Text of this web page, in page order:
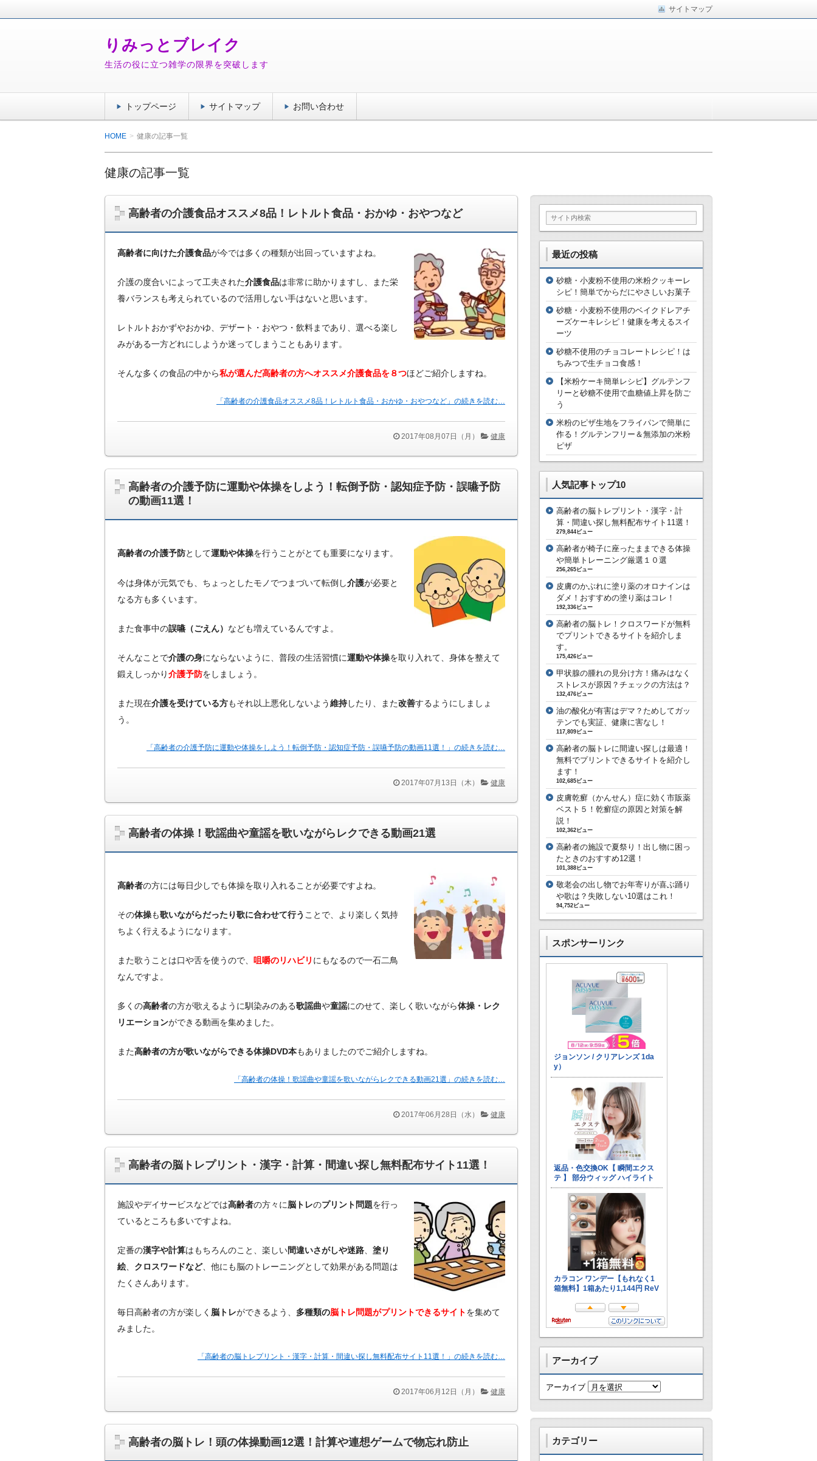
サイトマップ
りみっとブレイク
生活の役に立つ雑学の限界を突破します
トップページ サイトマップ お問い合わせ
HOME 健康の記事一覧
健康の記事一覧
高齢者の介護食品オススメ8品！レトルト食品・おかゆ・おやつなど
高齢者に向けた介護食品が今では多くの種類が出回っていますよね。
介護の度合いによって工夫された介護食品は非常に助かりますし、また栄
養バランスも考えられているので活用しない手はないと思います。
レトルトおかずやおかゆ、デザート・おやつ・飲料まであり、選べる楽し
みがある一方どれにしようか迷ってしまうこともあります。
そんな多くの食品の中から私が選んだ高齢者の方へオススメ介護食品を８つほどご紹介しますね。
「高齢者の介護食品オススメ8品！レトルト食品・おかゆ・おやつなど」の続きを読む…
2017年08月07日（月） 健康
高齢者の介護予防に運動や体操をしよう！転倒予防・認知症予防・誤嚥予防
の動画11選！
高齢者の介護予防として運動や体操を行うことがとても重要になります。
今は身体が元気でも、ちょっとしたモノでつまづいて転倒し介護が必要と
なる方も多くいます。
また食事中の誤嚥（ごえん） なども増えているんですよ。
そんなことで介護の身にならないように、普段の生活習慣に運動や体操を取り入れて、身体を整えて
鍛えしっかり介護予防をしましょう。
また現在介護を受けている方もそれ以上悪化しないよう維持したり、また改善するようにしましょ
う。
「高齢者の介護予防に運動や体操をしよう！転倒予防・認知症予防・誤嚥予防の動画11選！」の続きを読む…
2017年07月13日（木） 健康
高齢者の体操！歌謡曲や童謡を歌いながらレクできる動画21選
高齢者の方には毎日少しでも体操を取り入れることが必要ですよね。
その体操も歌いながらだったり歌に合わせて行う ことで、より楽しく気持
ちよく行えるようになります。
また歌うことは口や舌を使うので、 咀嚼のリハビリ にもなるので一石二鳥
なんですよ。
多くの高齢者の方が歌えるように馴染みのある歌謡曲や童謡にのせて、楽しく歌いながら体操・レク
リエーションができる動画を集めました。
また高齢者の方が歌いながらできる体操DVD本もありましたのでご紹介しますね。
「高齢者の体操！歌謡曲や童謡を歌いながらレクできる動画21選」の続きを読む…
2017年06月28日（水） 健康
高齢者の脳トレプリント・漢字・計算・間違い探し無料配布サイト11選！
施設やデイサービスなどでは高齢者の方々に脳トレのプリント問題を行っ
ているところも多いですよね。
定番の漢字や計算はもちろんのこと、楽しい間違いさがしや迷路、 塗り
絵、 クロスワードなど、他にも脳のトレーニングとして効果がある問題は
たくさんあります。
毎日高齢者の方が楽しく 脳トレができるよう、 多種類の脳トレ問題がプリントできるサイトを集めて
みました。
「高齢者の脳トレプリント・漢字・計算・間違い探し無料配布サイト11選！」の続きを読む…
2017年06月12日（月） 健康
高齢者の脳トレ！頭の体操動画12選！計算や連想ゲームで物忘れ防止
最近の投稿
砂糖・小麦粉不使用の米粉クッキーレ
シピ！簡単でからだにやさしいお菓子
砂糖・小麦粉不使用のベイクドレアチ
ーズケーキレシピ！健康を考えるスイ
ーツ
砂糖不使用のチョコレートレシピ！は
ちみつで生チョコ食感！
【米粉ケーキ簡単レシピ】グルテンフ
リーと砂糖不使用で血糖値上昇を防ご
う
米粉のピザ生地をフライパンで簡単に
作る！グルテンフリー＆無添加の米粉
ピザ
人気記事トップ10
高齢者の脳トレプリント・漢字・計
算・間違い探し無料配布サイト11選！
279,844ビュー
高齢者が椅子に座ったままできる体操
や簡単トレーニング厳選１０選
256,265ビュー
皮膚のかぶれに塗り薬のオロナインは
ダメ！おすすめの塗り薬はコレ！
192,336ビュー
高齢者の脳トレ！クロスワードが無料
でプリントできるサイトを紹介しま
す。
175,426ビュー
甲状腺の腫れの見分け方！痛みはなく
ストレスが原因？チェックの方法は？
132,476ビュー
油の酸化が有害はデマ？ためしてガッ
テンでも実証、健康に害なし！
117,809ビュー
高齢者の脳トレに間違い探しは最適！
無料でプリントできるサイトを紹介し
ます！
102,685ビュー
皮膚乾癬（かんせん）症に効く市販薬
ベスト５！乾癬症の原因と対策を解
説！
102,362ビュー
高齢者の施設で夏祭り！出し物に困っ
たときのおすすめ12選！
101,388ビュー
敬老会の出し物でお年寄りが喜ぶ踊り
や歌は？失敗しない10選はこれ！
94,752ビュー
スポンサーリンク
アーカイブ
アーカイブ
カテゴリー